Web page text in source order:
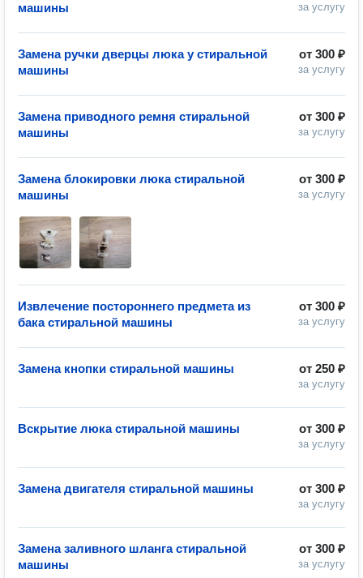
за услугу
машины
от 300 ₽
за услугу
Замена ручки дверцы люка у стиральной
машины
от 300 ₽
за услугу
Замена приводного ремня стиральной
машины
от 300 ₽
за услугу
Замена блокировки люка стиральной
машины
от 300 ₽
за услугу
Извлечение постороннего предмета из
бака стиральной машины
от 250 ₽
за услугу
Замена кнопки стиральной машины
от 300 ₽
за услугу
Вскрытие люка стиральной машины
от 300 ₽
за услугу
Замена двигателя стиральной машины
от 300 ₽
за услугу
Замена заливного шланга стиральной
машины